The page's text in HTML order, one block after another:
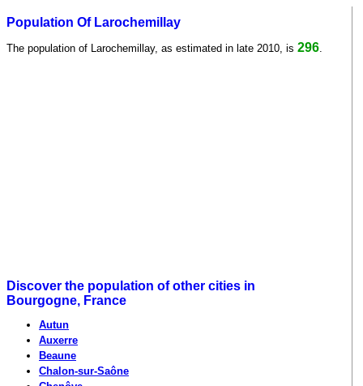
Population Of Larochemillay
The population of Larochemillay, as estimated in late 2010, is 296
Discover the population of other cities in
Bourgogne, France
Autun
Auxerre
Beaune
Chalon-sur-Saône